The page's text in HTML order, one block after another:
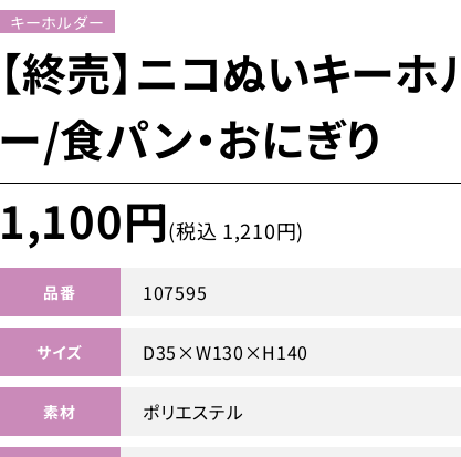
キーホルダー
【終売】ニコぬいキーホ
ー/食パン・おにぎり
1,100円(税込 1,210円)
品番 107595
サイズ D35×W130×H140
素材 ポリエステル